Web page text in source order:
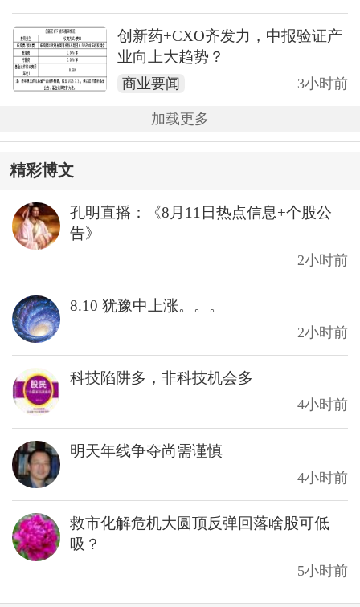
创新药+CXO齐发力，中报验证产
业向上大趋势？
商业要闻 3小时前
加载更多
精彩博文
孔明直播：《8月11日热点信息+个股公
告》
2小时前
8.10 犹豫中上涨。。。
2小时前
科技陷阱多，非科技机会多
4小时前
明天年线争夺尚需谨慎
4小时前
救市化解危机大圆顶反弹回落啥股可低
吸？
5小时前